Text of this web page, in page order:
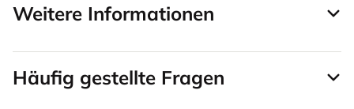
Weitere Informationen
Häufig gestellte Fragen